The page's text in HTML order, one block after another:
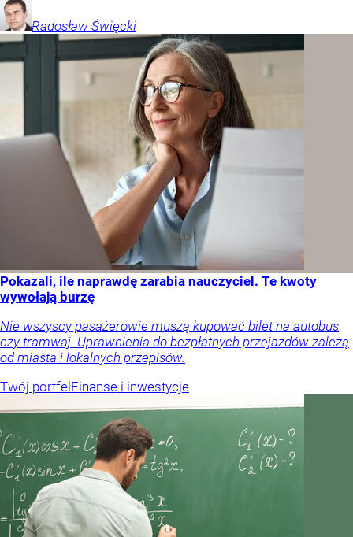
Radosław Święcki
Pokazali, ile naprawdę zarabia nauczyciel. Te kwoty
wywołają burzę
Nie wszyscy pasażerowie muszą kupować bilet na autobus
czy tramwaj. Uprawnienia do bezpłatnych przejazdów zależą
od miasta i lokalnych przepisów.
Twój portfelFinanse i inwestycje